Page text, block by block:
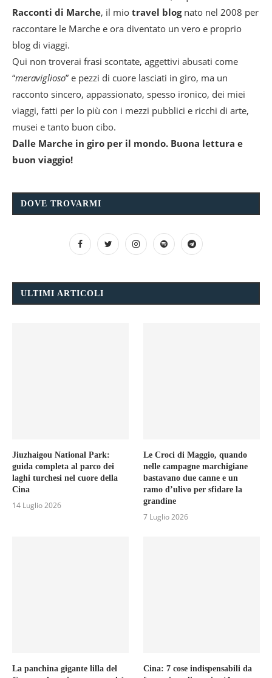
Racconti di Marche, il mio travel blognato nel 2008 per
raccontare le Marche e ora diventato un vero e proprio
blog di viaggi.
Qui non troverai frasi scontate, aggettivi abusati come
“meraviglioso” e pezzi di cuore lasciati in giro, ma un
racconto sincero, appassionato, spesso ironico, dei miei
viaggi, fatti per lo più con i mezzi pubblici e ricchi di arte,
musei e tanto buon cibo.
Dalle Marche in giro per il mondo. Buona lettura e
buon viaggio!
DOVE TROVARMI
ULTIMI ARTICOLI
Jiuzhaigou National Park:
guida completa al parco dei
laghi turchesi nel cuore della
Cina
14 Luglio 2026
Le Croci di Maggio, quando
nelle campagne marchigiane
bastavano due canne e un
ramo d’ulivo per sfidare la
grandine
7 Luglio 2026
La panchina gigante lilla del
Cina: 7 cose indispensabili da